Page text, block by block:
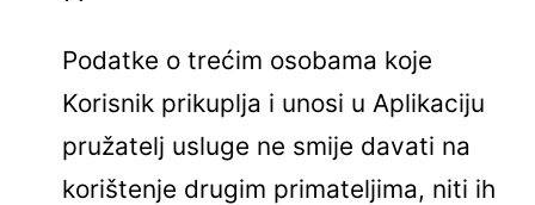
Podatke o trećim osobama koje
Korisnik prikuplja i unosi u Aplikaciju
pružatelj usluge ne smije davati na
korištenje drugim primateljima, niti ih